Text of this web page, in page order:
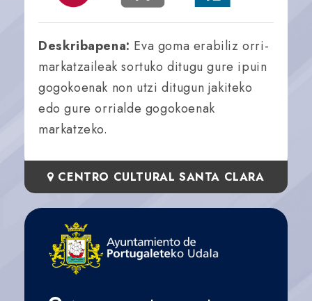
Deskribapena: Eva goma erabiliz orri-
markatzaileak sortuko ditugu gure ipuin
gogokoenak non utzi ditugun jakiteko
edo gure orrialde gogokoenak
markatzeko.
CENTRO CULTURAL SANTA CLARA